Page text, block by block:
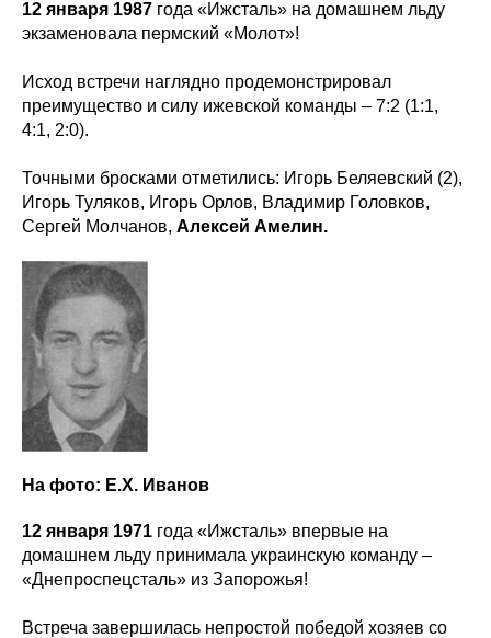
12 января 1987 года «Ижсталь» на домашнем льду
экзаменовала пермский «Молот»!
Исход встречи наглядно продемонстрировал
преимущество и силу ижевской команды – 7:2 (1:1,
4:1, 2:0).
Точными бросками отметились: Игорь Беляевский (2),
Игорь Туляков, Игорь Орлов, Владимир Головков,
Сергей Молчанов, Алексей Амелин.
На фото: Е.Х. Иванов
12 января 1971 года «Ижсталь» впервые на
домашнем льду принимала украинскую команду –
«Днепроспецсталь» из Запорожья!
Встреча завершилась непростой победой хозяев со